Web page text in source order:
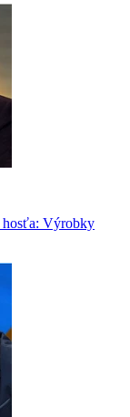
hosťa: Výrobky